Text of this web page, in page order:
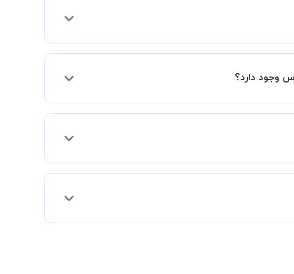
تا بخش پشتیبانی استادبانک شما را در انتخاب
و راهنمایی کامل و پیگیری لازم جهت تکمیل
وجود دارد؟
درس شما با مدرس برگزار شود تا با توجه به سطح